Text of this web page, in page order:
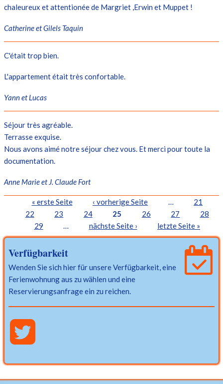
chaleureux et attentionée de Margriet ,Erwin et Muppet !
Catherine et Gilels Taquin
C'était trop bien.
L'appartement était très confortable.
Yann et Lucas
Séjour très agréable.
Terrasse exquise.
Nous avons aimé notre séjour chez vous. Et merci pour toute la
documentation.
Anne Marie et J. Claude Fort
Seiten
« erste Seite ‹ vorherige Seite
21
22
23 24 25 26 27
28
29
nächste Seite › letzte Seite »
Verfügbarkeit
Wenden Sie sich hier für unsere Verfügbarkeit, eine
Ferienwohnung aus zu wählen und eine
Reservierungsanfrage ein zu reichen.